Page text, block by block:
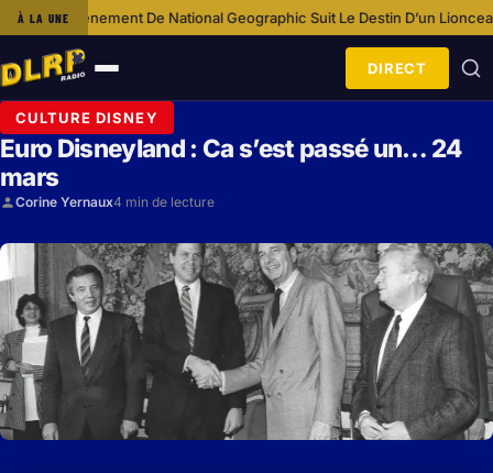
À LA UNEDe National Geographic Suit Le Destin D’un Lionceau·Idée
Ouvrir
le
menu
DIRECT
CULTURE DISNEY
Euro Disneyland : Ca s’est passé un… 24
mars
Corine Yernaux4 min de lecture